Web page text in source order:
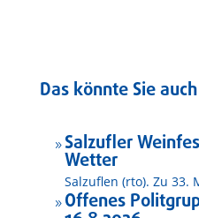
Das könnte Sie
9 Salzufler
Wetter
Salzuflen (rto). Zu 33.
9 Offenes